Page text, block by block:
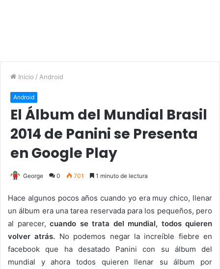
Inicio / Android
Android
El Álbum del Mundial Brasil
2014 de Panini se Presenta
en Google Play
George 0 701 1 minuto de lectura
Hace algunos pocos años cuando yo era muy chico, llenar
un álbum era una tarea reservada para los pequeños, pero
al parecer, cuando se trata del mundial, todos quieren
volver atrás. No podemos negar la increíble fiebre en
facebook que ha desatado Panini con su álbum del
mundial y ahora todos quieren llenar su álbum por